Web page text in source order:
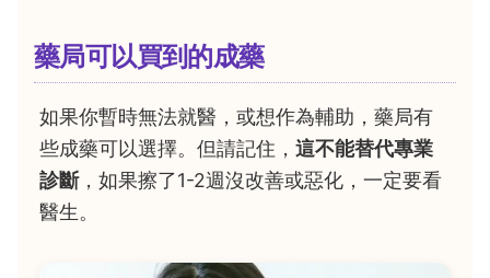
藥局可以買到的成藥
如果你暫時無法就醫，或想作為輔助，藥局有
些成藥可以選擇。但請記住， 這不能替代專業
診斷，如果擦了1-2週沒改善或惡化，一定要看
醫生。